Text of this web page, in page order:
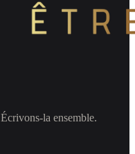
la ensemble.